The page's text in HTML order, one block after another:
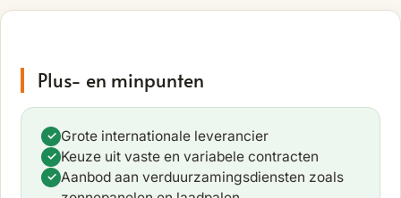
Plus- en minpunten
✓ Grote internationale leverancier
✓ Keuze uit vaste en variabele contracten
✓ Aanbod aan verduurzamingsdiensten zoals